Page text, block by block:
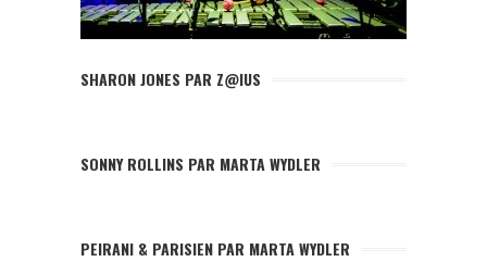
SHARON JONES PAR Z@IUS
SONNY ROLLINS PAR MARTA WYDLER
PEIRANI & PARISIEN PAR MARTA WYDLER